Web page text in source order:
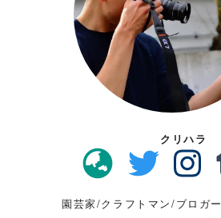
クリハラ
園芸家/クラフトマン/ブロガー